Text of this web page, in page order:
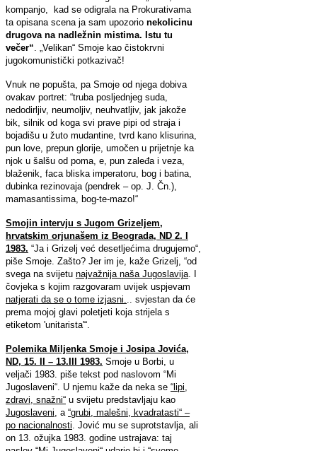
kompanjo, kad se odigrala na Prokurativama
ta opisana scena ja sam upozorio nekolicinu
drugova na nadležnin mistima. Istu tu
večer“. „Velikan“ Smoje kao čistokrvni
jugokomunistički potkazivač!
Vnuk ne popušta, pa Smoje od njega dobiva
ovakav portret: “truba posljednjeg suda,
nedodirljiv, neumoljiv, neuhvatljiv, jak jakože
bik, silnik od koga svi prave pipi od straja i
bojadišu u žuto mudantine, tvrd kano klisurina,
pun love, prepun glorije, umočen u prijetnje ka
njok u šalšu od poma, e, pun zaleđa i veza,
blaženik, faca bliska imperatoru, bog i batina,
dubinka rezinovaja (pendrek – op. J. Čn.),
mamasantissima, bog-te-mazo!“
Smojin intervju s Jugom Grizeljem,
hrvatskim orjunašem iz Beograda, ND 2. I
1983. “Ja i Grizelj već desetljećima drugujemo“,
piše Smoje. Zašto? Jer im je, kaže Grizelj, “od
svega na svijetu najvažnija naša Jugoslavija. I
čovjeka s kojim razgovaram uvijek uspjevam
natjerati da se o tome izjasni... svjestan da će
prema mojoj glavi poletjeti koja strijela s
etiketom 'unitarista'“.
Polemika Miljenka Smoje i Josipa Jovića,
ND, 15. II – 13.III 1983. Smoje u Borbi, u
veljači 1983. piše tekst pod naslovom “Mi
Jugoslaveni“. U njemu kaže da neka se “lipi,
zdravi, snažni“ u svijetu predstavljaju kao
Jugoslaveni, a “grubi, malešni, kvadratasti“ –
po nacionalnosti. Jović mu se suprotstavlja, ali
on 13. ožujka 1983. godine ustrajava: taj